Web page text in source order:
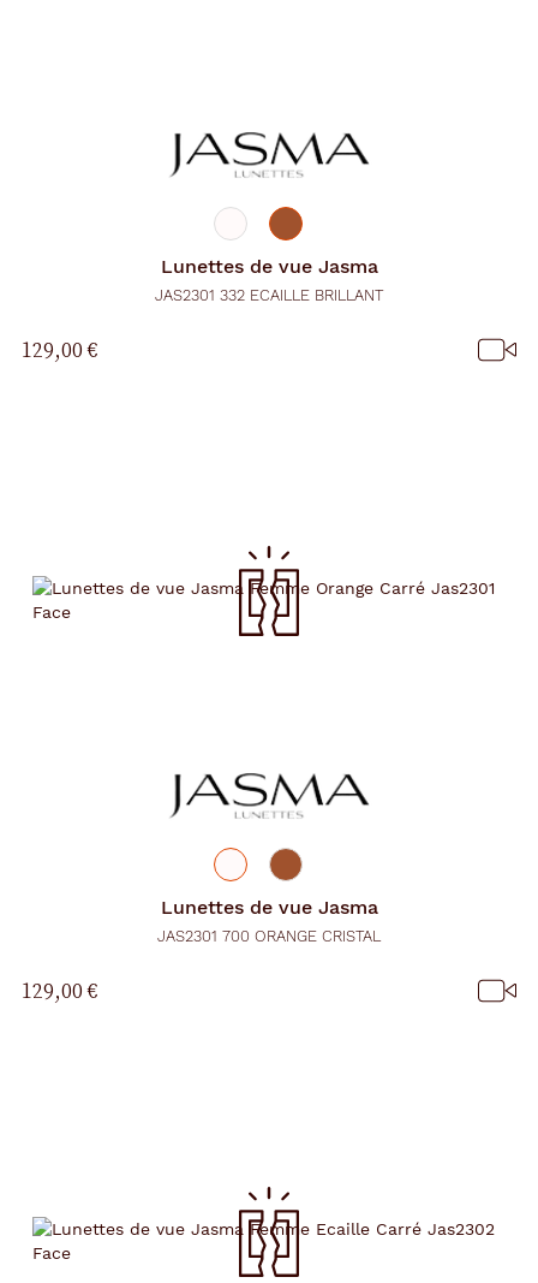
Lunettes de vue Jasma
JAS2301 332 ECAILLE BRILLANT
129,00 €
Lunettes de vue Jasma
JAS2301 700 ORANGE CRISTAL
129,00 €